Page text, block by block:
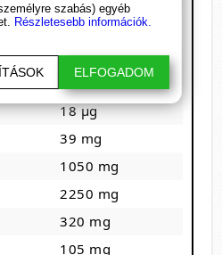
4-4,8 g
15-16 g
18 µg
39 mg
1050 mg
2250 mg
320 mg
105 mg
szabás) egyéb
Részletesebb információk.
ELFOGADOM